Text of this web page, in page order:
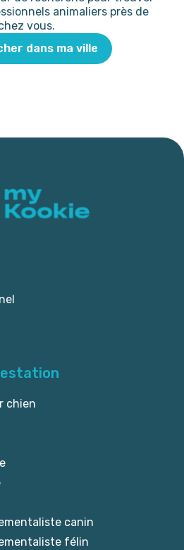
animaliers près de
vous.
dans ma ville
chien
canin
félin